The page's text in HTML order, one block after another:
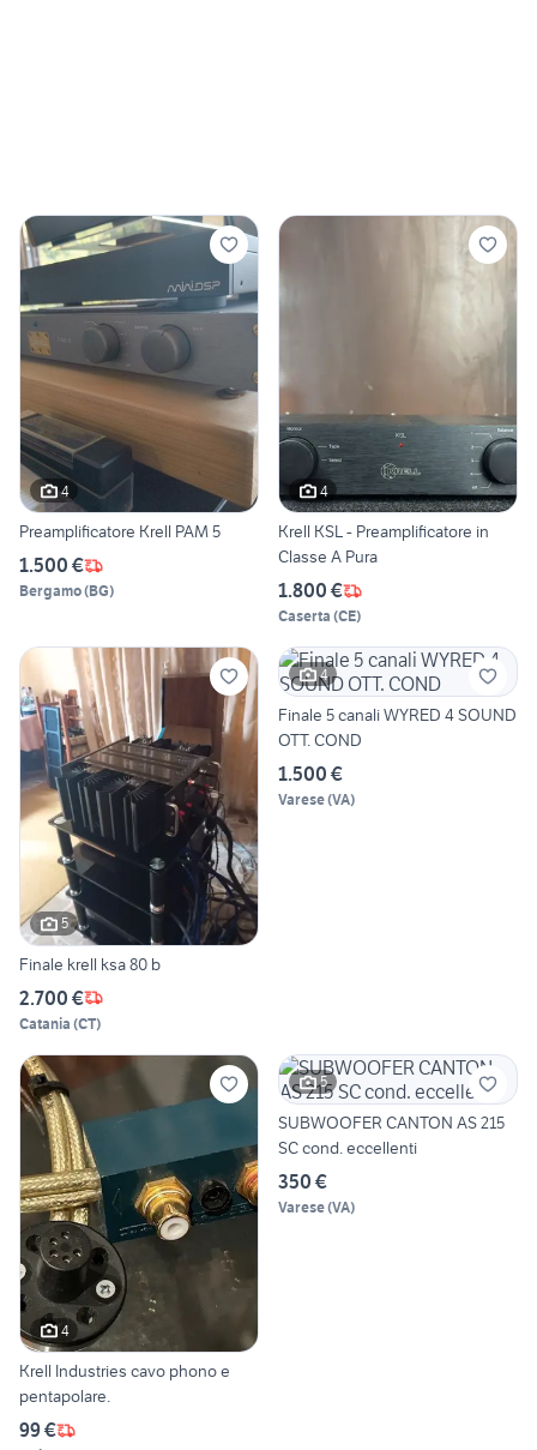
4
Preamplificatore Krell PAM 5
1.500 €
Bergamo(BG)
4
Krell KSL - Preamplificatore in
Classe A Pura
1.800 €
Caserta (CE)
5
Finale krell ksa 80 b
2.700 €
Catania (CT)
4
Finale 5 canali WYRED 4 SOUND
OTT. COND
1.500 €
Varese(VA)
4
Krell Industries cavo phono e
pentapolare.
99 €
5
SUBWOOFER CANTON AS 215
SC cond. eccellenti
350 €
Varese(VA)